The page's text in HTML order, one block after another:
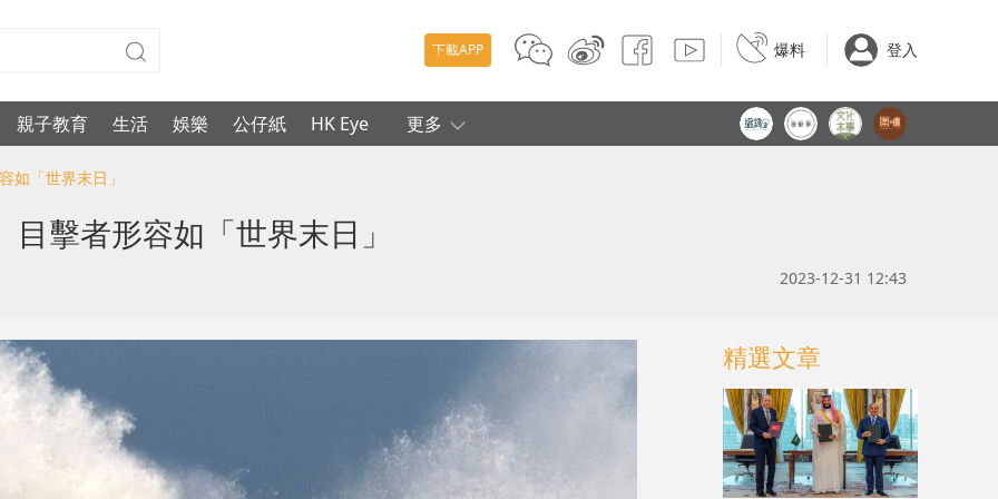
下載APP 爆料 登入
親子教育 生活 娛樂 公仔紙 HK Eye 更多
「世界末日」
擊者形容如「世界末日」
2023-12-31 12:43
精選文章